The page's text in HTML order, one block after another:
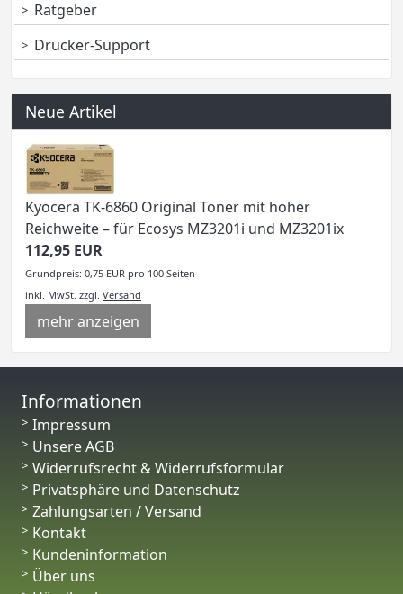
Ratgeber
Drucker-Support
Neue Artikel
Kyocera TK-6860 Original Toner mit hoher
Reichweite – für Ecosys MZ3201i und MZ3201ix
112,95 EUR
Grundpreis: 0,75 EUR pro 100 Seiten
inkl. MwSt. zzgl. Versand
mehr anzeigen
Informationen
Impressum
Unsere AGB
Widerrufsrecht & Widerrufsformular
Privatsphäre und Datenschutz
Zahlungsarten / Versand
Kontakt
Kundeninformation
Über uns